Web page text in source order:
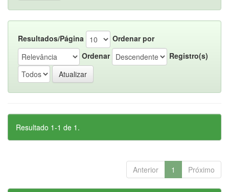
Resultados/Página
Ordenar por
Ordenar
Registro(s)
Resultado 1-1 de 1.
Anterior 1 Próximo